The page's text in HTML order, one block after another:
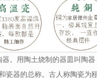
。用陶土烧制的器皿叫陶器
瓷器的总称。古人称陶瓷为